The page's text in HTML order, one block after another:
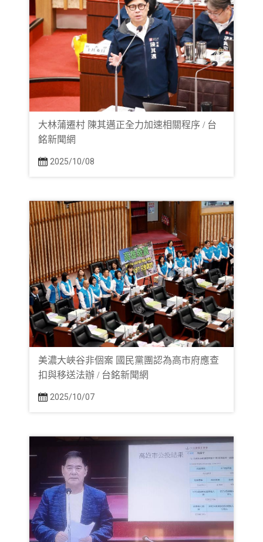
大林蒲遷村 陳其邁正全力加速相關程序 / 台
銘新聞網
2025/10/08
美濃大峽谷非個案 國民黨團認為高市府應查
扣與移送法辦 / 台銘新聞網
2025/10/07